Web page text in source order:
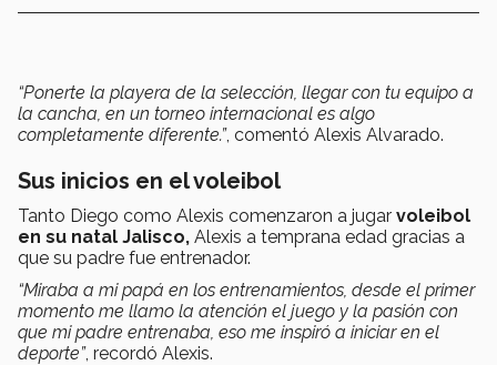
“Ponerte la playera de la selección, llegar con tu equipo a
la cancha, en un torneo internacional es algo
completamente diferente.”, comentó Alexis Alvarado.
Sus inicios en el voleibol
Tanto Diego como Alexis comenzaron a jugar voleibol
en su natal Jalisco, Alexis a temprana edad gracias a
que su padre fue entrenador.
“Miraba a mi papá en los entrenamientos, desde el primer
momento me llamo la atención el juego y la pasión con
que mi padre entrenaba, eso me inspiró a iniciar en el
deporte”, recordó Alexis.